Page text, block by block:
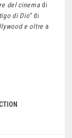
del cinema di
di Dio”di
e oltrea